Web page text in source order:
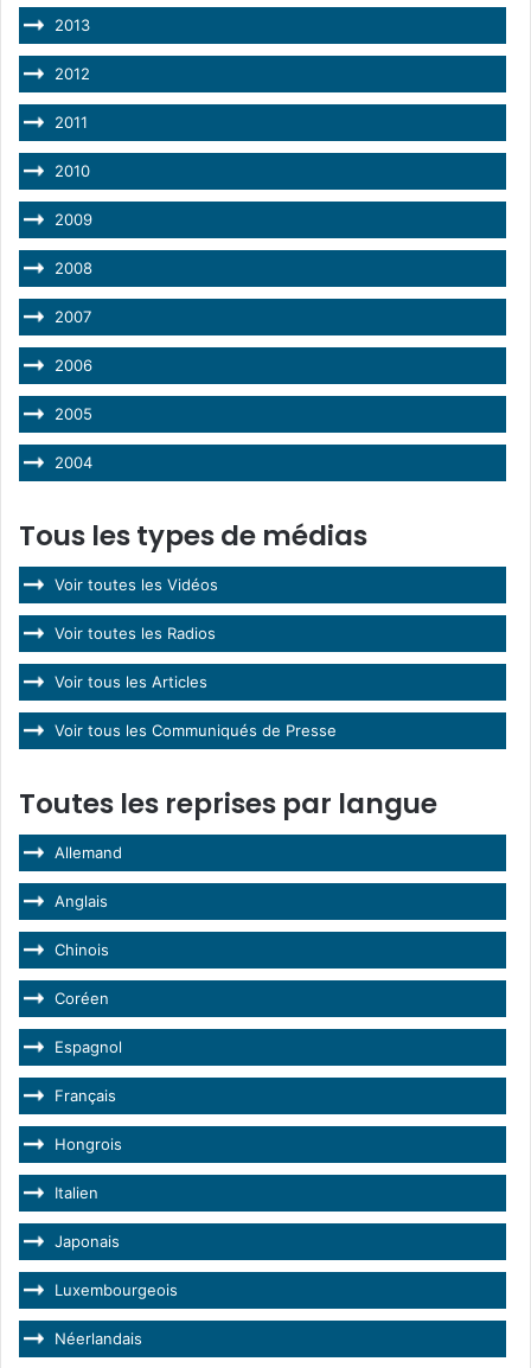
2013
2012
2011
2010
2009
2008
2007
2006
2005
2004
Tous les types de médias
Voir toutes les Vidéos
Voir toutes les Radios
Voir tous les Articles
Voir tous les Communiqués de Presse
Toutes les reprises par langue
Allemand
Anglais
Chinois
Coréen
Espagnol
Français
Hongrois
Italien
Japonais
Luxembourgeois
Néerlandais